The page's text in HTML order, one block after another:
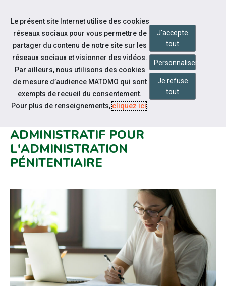
Aller au contenu
Notre actualité
RECRUTEMENT EN FONCTION
ADMINISTRATIF POUR
L'ADMINISTRATION
PÉNITENTIAIRE
Le présent site Internet utilise des cookies
réseaux sociaux pour vous permettre de
partager du contenu de notre site sur les
réseaux sociaux et visionner des vidéos.
Par ailleurs, nous utilisons des cookies
de mesure d’audience MATOMO qui sont
exempts de recueil du consentement.
Pour plus de renseignements,cliquez ici.
J'accepte
tout
Personnaliser
Je refuse
tout